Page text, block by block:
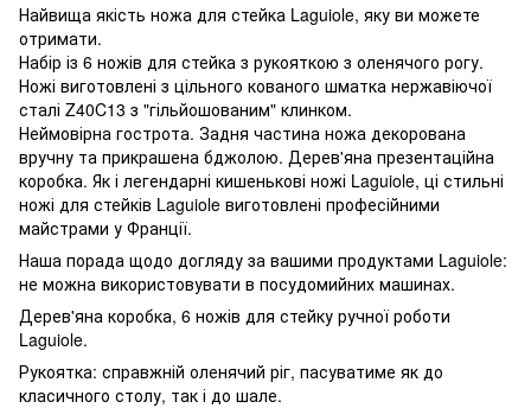
Найвища якість ножа для стейка Laguiole, яку ви можете
отримати.
Набір із 6 ножів для стейка з рукояткою з оленячого рогу.
Ножі виготовлені з цільного кованого шматка нержавіючої
сталі Z40C13 з "гільйошованим" клинком.
Неймовірна гострота. Задня частина ножа декорована
вручну та прикрашена бджолою. Дерев'яна презентаційна
коробка. Як і легендарні кишенькові ножі Laguiole, ці стильні
ножі для стейків Laguiole виготовлені професійними
майстрами у Франції.
Наша порада щодо догляду за вашими продуктами Laguiole:
не можна використовувати в посудомийних машинах.
Дерев'яна коробка, 6 ножів для стейку ручної роботи
Laguiole.
Рукоятка: справжній оленячий ріг, пасуватиме як до
класичного столу, так і до шале.